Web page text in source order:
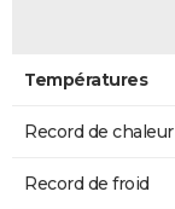
Températures
Record de chaleur
Record de froid